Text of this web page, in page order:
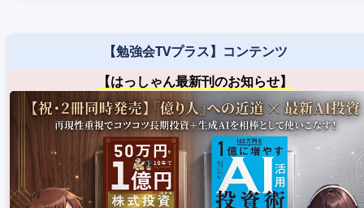
【勉強会TVプラス】コンテンツ
【はっしゃん最新刊のお知らせ】